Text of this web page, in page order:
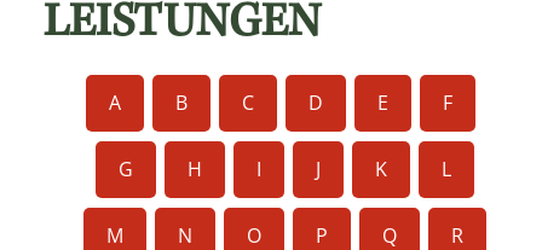
LEISTUNGEN
A B C D E F
G H I J K L
M N O P Q R